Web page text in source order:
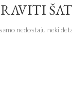
nedostaju neki